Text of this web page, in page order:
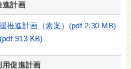
進計画
推進計画（素案）(pdf 2.30 MB)
913 KB)
促進計画